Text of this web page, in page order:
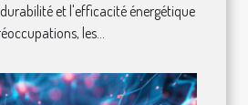
et l'efficacité énergétique
les...